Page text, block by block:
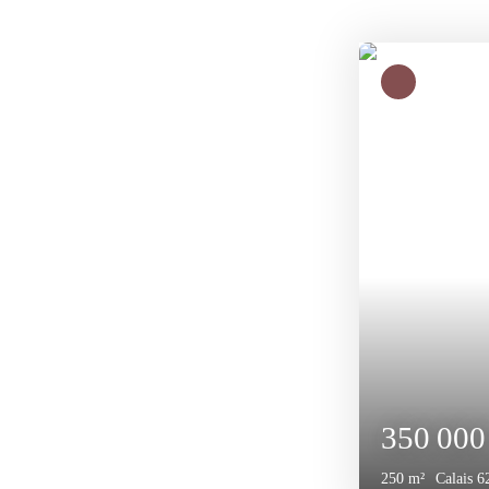
280 000
200 m² Calais